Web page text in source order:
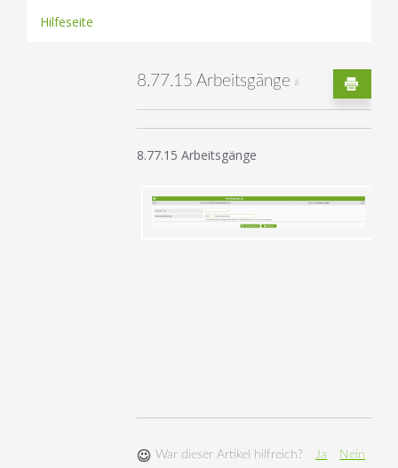
Hilfeseite
8.77.15 Arbeitsgänge #
8.77.15 Arbeitsgänge
War dieser Artikel hilfreich? Ja Nein